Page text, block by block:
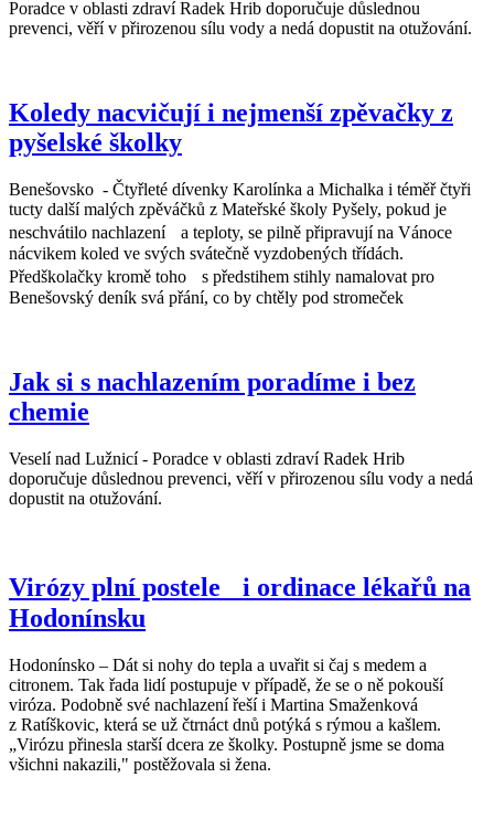
Poradce v oblasti zdraví Radek Hrib doporučuje důslednou
prevenci, věří v přirozenou sílu vody a nedá dopustit na otužování.
Koledy nacvičují i nejmenší zpěvačky z
pyšelské školky
Benešovsko - Čtyřleté dívenky Karolínka a Michalka i téměř čtyři
tucty další malých zpěváčků z Mateřské školy Pyšely, pokud je
neschvátilo nachlazení a teploty, se pilně připravují na Vánoce
nácvikem koled ve svých svátečně vyzdobených třídách.
Předškolačky kromě toho s předstihem stihly namalovat pro
Benešovský deník svá přání, co by chtěly pod stromeček
Jak si s nachlazením poradíme i bez
chemie
Veselí nad Lužnicí - Poradce v oblasti zdraví Radek Hrib
doporučuje důslednou prevenci, věří v přirozenou sílu vody a nedá
dopustit na otužování.
Virózy plní postele i ordinace lékařů na
Hodonínsku
Hodonínsko – Dát si nohy do tepla a uvařit si čaj s medem a
citronem. Tak řada lidí postupuje v případě, že se o ně pokouší
viróza. Podobně své nachlazení řeší i Martina Smaženková
z Ratíškovic, která se už čtrnáct dnů potýká s rýmou a kašlem.
„Virózu přinesla starší dcera ze školky. Postupně jsme se doma
všichni nakazili," postěžovala si žena.